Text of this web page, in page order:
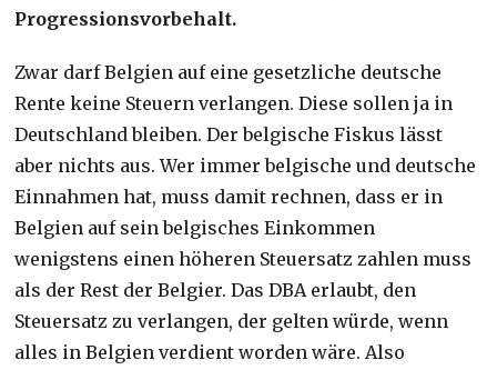
Progressionsvorbehalt.
Zwar darf Belgien auf eine gesetzliche deutsche
Rente keine Steuern verlangen. Diese sollen ja in
Deutschland bleiben. Der belgische Fiskus lässt
aber nichts aus. Wer immer belgische und deutsche
Einnahmen hat, muss damit rechnen, dass er in
Belgien auf sein belgisches Einkommen
wenigstens einen höheren Steuersatz zahlen muss
als der Rest der Belgier. Das DBA erlaubt, den
Steuersatz zu verlangen, der gelten würde, wenn
alles in Belgien verdient worden wäre. Also